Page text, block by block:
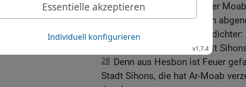
der zuvor mit dem König der
ganzes Land bis zum Arnon
27
Daher sagen die
werde gebaut, und die Stadt
28 Denn aus Hesbon ist Feuer
Stadt Sihons, die hat Ar-Moab